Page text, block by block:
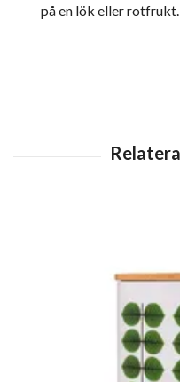
på en lök eller rotfrukt.